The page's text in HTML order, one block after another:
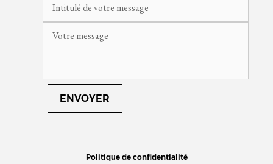
Politique de confidentialité